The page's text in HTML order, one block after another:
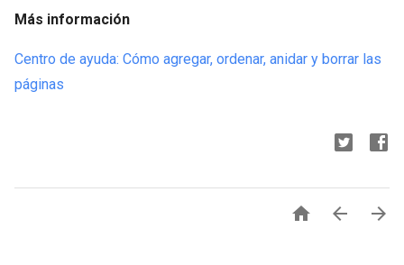
Más información
Centro de ayuda: Cómo agregar, ordenar, anidar y borrar las
páginas
  